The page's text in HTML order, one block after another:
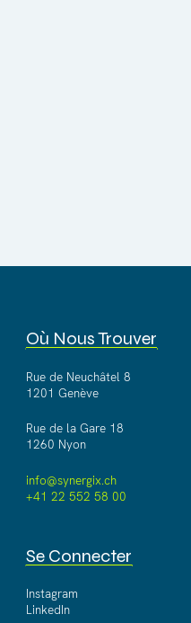
Où Nous Trouver
Rue de Neuchâtel 8
1201 Genève
Rue de la Gare 18
1260 Nyon
info@synergix.ch
+41 22 552 58 00
Se Connecter
Instagram
LinkedIn